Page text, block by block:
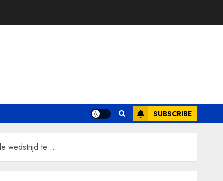
SUBSCRIBE
wedstrijd te …